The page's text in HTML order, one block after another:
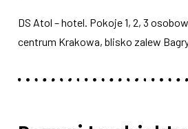
DS Atol – hotel. Pokoje 1, 2, 3
centrum Krakowa, blisko zalew